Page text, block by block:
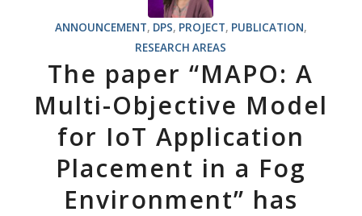
ANNOUNCEMENT, DPS, PROJECT, PUBLICATION,
RESEARCH AREAS
The paper “MAPO: A
Multi-Objective Model
for IoT Application
Placement in a Fog
Environment” has